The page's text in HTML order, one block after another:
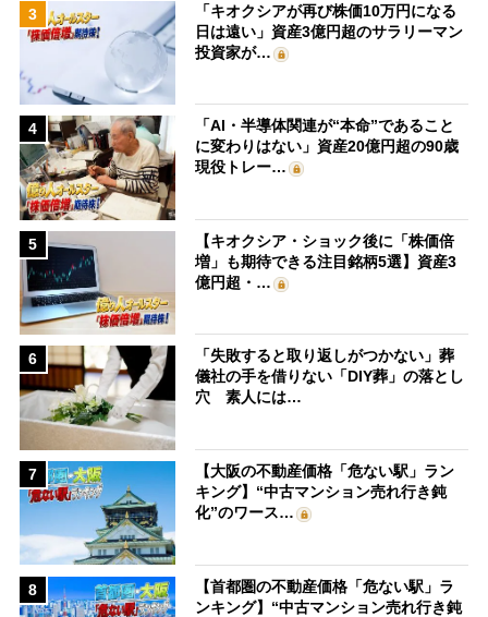
3
「キオクシアが再び株価10万円になる
日は遠い」資産3億円超のサラリーマン
投資家が…
4
「AI・半導体関連が“本命”であること
に変わりはない」資産20億円超の90歳
現役トレー…
5
【キオクシア・ショック後に「株価倍
増」も期待できる注目銘柄5選】資産3
億円超・…
6
「失敗すると取り返しがつかない」葬
儀社の手を借りない「DIY葬」の落とし
穴 素人には…
7
【大阪の不動産価格「危ない駅」ラン
キング】“中古マンション売れ行き鈍
化”のワース…
8
【首都圏の不動産価格「危ない駅」ラ
ンキング】“中古マンション売れ行き鈍